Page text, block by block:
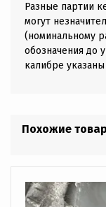
Разные партии
могут
(номинальному
обозначения до
калибре
Похожие